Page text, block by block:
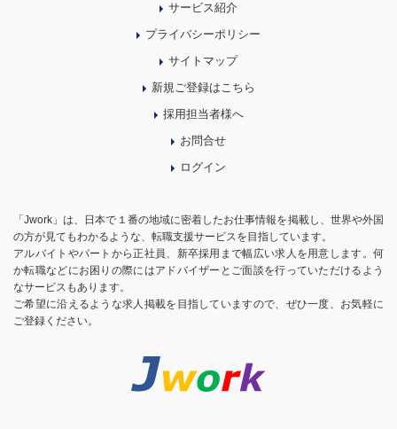
サービス紹介
プライバシーポリシー
サイトマップ
新規ご登録はこちら
採用担当者様へ
お問合せ
ログイン
「Jwork」は、日本で１番の地域に密着したお仕事情報を掲載し、世界や外国
の方が見てもわかるような、転職支援サービスを目指しています。
アルバイトやパートから正社員、新卒採用まで幅広い求人を用意します。何
か転職などにお困りの際にはアドバイザーとご面談を行っていただけるよう
なサービスもあります。
ご希望に沿えるような求人掲載を目指していますので、ぜひ一度、お気軽に
ご登録ください。